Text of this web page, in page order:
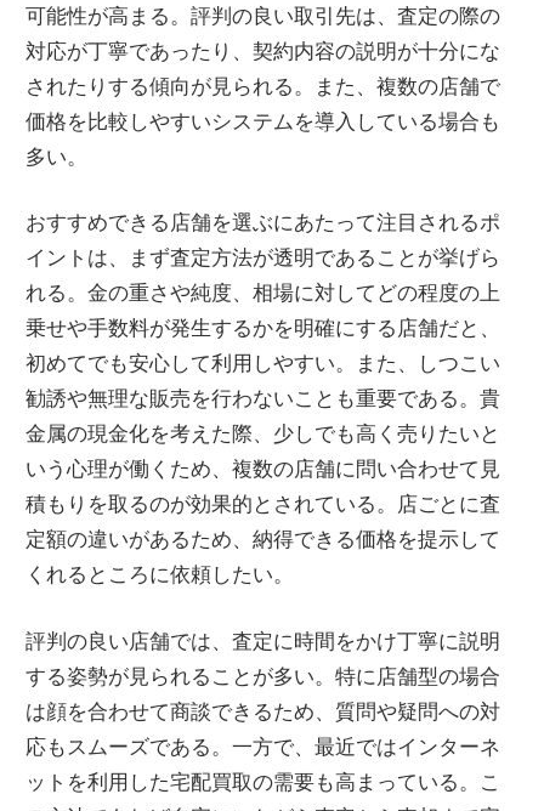
可能性が高まる。評判の良い取引先は、査定の際の
対応が丁寧であったり、契約内容の説明が十分にな
されたりする傾向が見られる。また、複数の店舗で
価格を比較しやすいシステムを導入している場合も
多い。
おすすめできる店舗を選ぶにあたって注目されるポ
イントは、まず査定方法が透明であることが挙げら
れる。金の重さや純度、相場に対してどの程度の上
乗せや手数料が発生するかを明確にする店舗だと、
初めてでも安心して利用しやすい。また、しつこい
勧誘や無理な販売を行わないことも重要である。貴
金属の現金化を考えた際、少しでも高く売りたいと
いう心理が働くため、複数の店舗に問い合わせて見
積もりを取るのが効果的とされている。店ごとに査
定額の違いがあるため、納得できる価格を提示して
くれるところに依頼したい。
評判の良い店舗では、査定に時間をかけ丁寧に説明
する姿勢が見られることが多い。特に店舗型の場合
は顔を合わせて商談できるため、質問や疑問への対
応もスムーズである。一方で、最近ではインターネ
ットを利用した宅配買取の需要も高まっている。こ